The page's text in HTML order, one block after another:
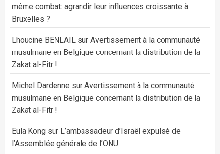
même combat: agrandir leur influences croissante à
Bruxelles ?
Lhoucine BENLAIL sur Avertissement à la communauté
musulmane en Belgique concernant la distribution de la
Zakat al-Fitr !
Michel Dardenne sur Avertissement à la communauté
musulmane en Belgique concernant la distribution de la
Zakat al-Fitr !
Eula Kong sur L’ambassadeur d’Israël expulsé de
l’Assemblée générale de l’ONU